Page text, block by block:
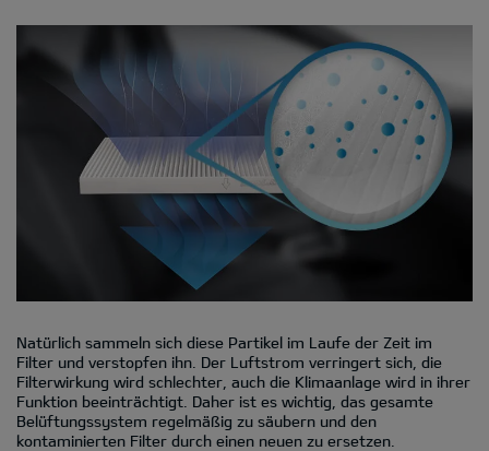
Natürlich sammeln sich diese Partikel im Laufe der Zeit im
Filter und verstopfen ihn. Der Luftstrom verringert sich, die
Filterwirkung wird schlechter, auch die Klimaanlage wird in ihrer
Funktion beeinträchtigt. Daher ist es wichtig, das gesamte
Belüftungssystem regelmäßig zu säubern und den
kontaminierten Filter durch einen neuen zu ersetzen.